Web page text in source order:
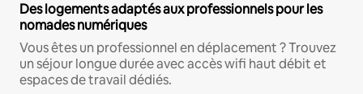
Des logements adaptés aux professionnels pour les
nomades numériques
Vous êtes un professionnel en déplacement ? Trouvez
un séjour longue durée avec accès wifi haut débit et
espaces de travail dédiés.